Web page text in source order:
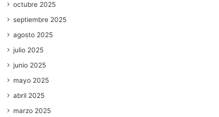
octubre 2025
septiembre 2025
agosto 2025
julio 2025
junio 2025
mayo 2025
abril 2025
marzo 2025